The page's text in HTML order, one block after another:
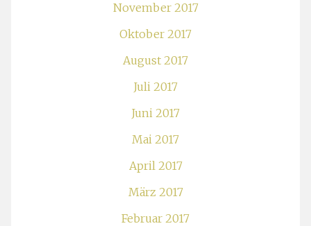
November 2017
Oktober 2017
August 2017
Juli 2017
Juni 2017
Mai 2017
April 2017
März 2017
Februar 2017